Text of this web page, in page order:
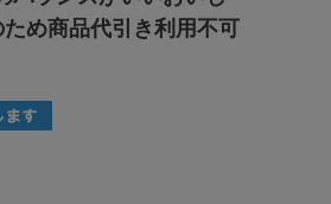
め商品代引き利用不可